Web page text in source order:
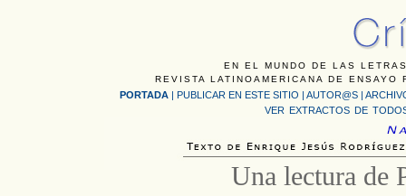
EN EL MUNDO DE LAS
REVISTA LATINOAMERICANA DE
PORTADA | PUBLICAR EN ESTE SITIO | AUTOR@S |
VER EXTRACTOS DE
Una lectura de